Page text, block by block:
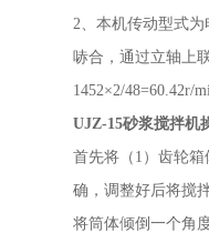
2、本机传动型式
哧合，通过立轴上
1452×2/48=60.42r/
UJZ-15砂浆搅拌机
首先将（ 1）齿轮
确，调整好后将搅
将筒体倾倒一个角